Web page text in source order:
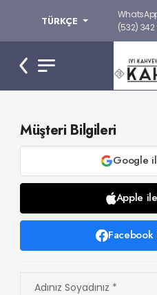
TÜRKÇE
(532) 342
Müşteri Bilgileri
Google
Apple